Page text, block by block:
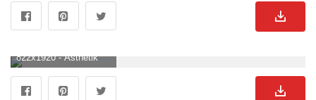
822x1920 - Ästhetik Des Königs Der Löwen Wallpaper KOSTENLOS. Löwen Hintergrund .